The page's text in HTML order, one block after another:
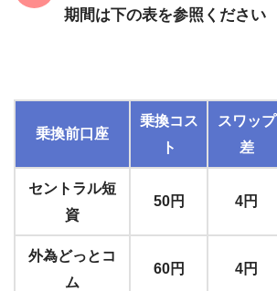
期間は下の表を参照ください
乗換前口座
乗換コス
ト
スワップ
差
セントラル短
資
50円 4円
外為どっとコ
ム
60円 4円